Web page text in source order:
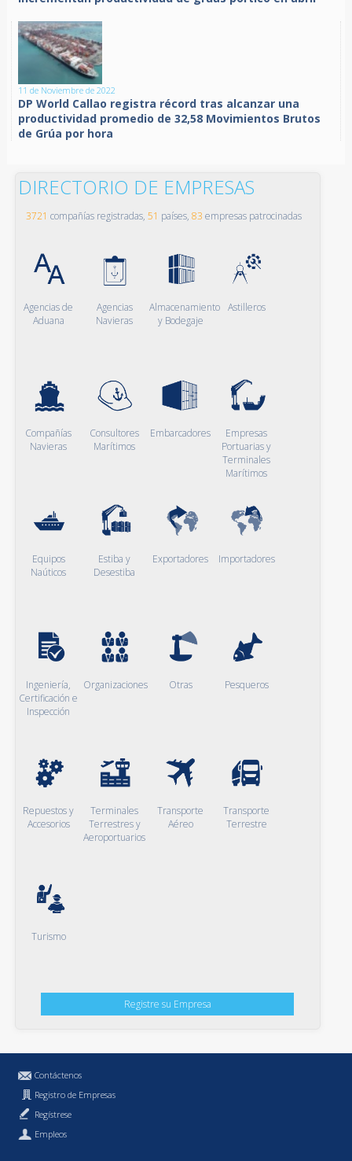
11 de Noviembre de 2022
DP World Callao registra récord tras alcanzar una
productividad promedio de 32,58 Movimientos Brutos
de Grúa por hora
DIRECTORIO DE EMPRESAS
3721 compañías registradas, 51 países, 83 empresas patrocinadas
Agencias de
Aduana
Agencias
Navieras
Almacenamiento
y Bodegaje
Astilleros
Compañías
Navieras
Consultores
Marítimos
Embarcadores
Empresas
Portuarias y
Terminales
Marítimos
Equipos
Naúticos
Estiba y
Desestiba
Exportadores Importadores
Ingeniería,
Certificación e
Inspección
Organizaciones Otras Pesqueros
Repuestos y
Accesorios
Terminales
Terrestres y
Aeroportuarios
Transporte
Aéreo
Transporte
Terrestre
Turismo
Registre su Empresa
Contáctenos
Registro de Empresas
Regístrese
Empleos